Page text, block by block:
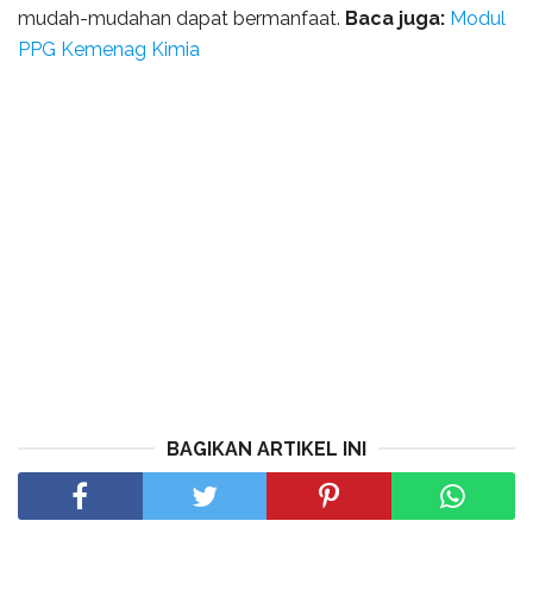
mudah-mudahan dapat bermanfaat. Baca juga: Modul
PPG Kemenag Kimia
BAGIKAN ARTIKEL INI